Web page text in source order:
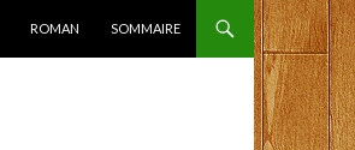
ROMAN SOMMAIRE